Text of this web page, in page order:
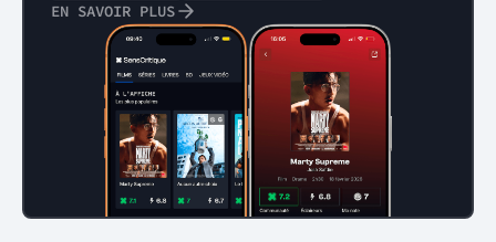
EN SAVOIR PLUS